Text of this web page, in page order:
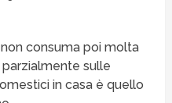
consuma poi molta
sulle
in casa è quello